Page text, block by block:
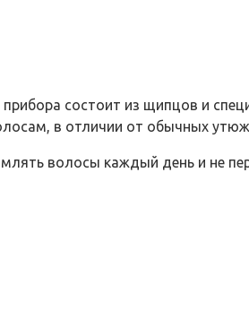
состоит из щипцов и
в отличии от обычных
волосы каждый день и не